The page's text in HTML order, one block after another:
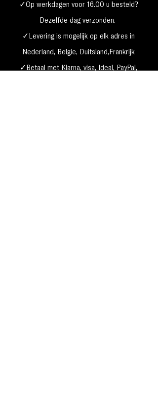
✓Op werkdagen voor 16.00 u besteld?
Dezelfde dag verzonden.
✓Levering is mogelijk op elk adres in
Nederland, België, Duitsland,Frankrijk
✓Betaal met Klarna, visa, Ideal, PayPal,